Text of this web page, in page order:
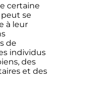
certaine
se
à leur
de
individus
des
et des